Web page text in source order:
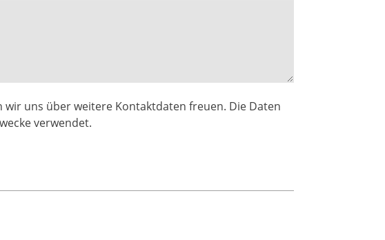
uns über weitere Kontaktdaten freuen. Die Daten
verwendet.
Straße